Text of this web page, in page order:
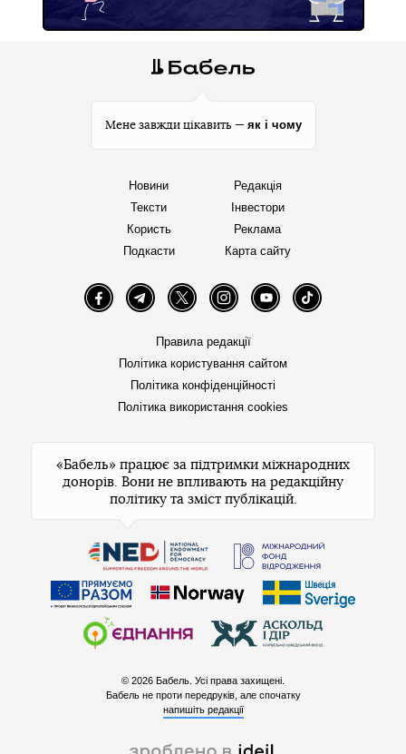
Мене завжди цікавить — як і чому
Новини
Тексти
Користь
Подкасти
Редакція
Інвестори
Реклама
Карта сайту
FacebookTelegramTwitter InstagramYouTube TikTok
Правила редакції
Політика користування сайтом
Політика конфіденційності
Політика використання cookies
«Бабель» працює за підтримки міжнародних
донорів. Вони не впливають на редакційну
політику та зміст публікацій.
© 2026 Бабель. Усі права захищені.
Бабель не проти передруків, але спочатку
напишіть редакції